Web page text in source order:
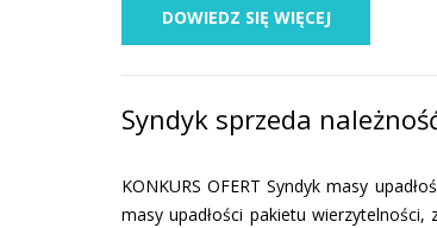
DOWIEDZ SIĘ WIĘCEJ
Syndyk sprzeda
KONKURS OFERT Syndyk masy
masy upadłości pakietu